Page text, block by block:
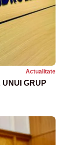
Actualitate
GRUP